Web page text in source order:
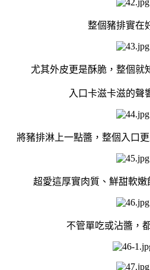
整個豬排實在
尤其外皮更是酥脆，整個就
入口卡滋卡滋的聲
將豬排淋上一點醬，整個入口
超愛這厚實肉質、鮮甜軟
不管單吃或沾醬，